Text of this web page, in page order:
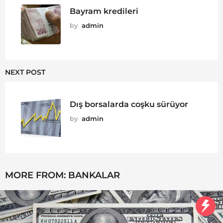
Bayram kredileri
by admin
NEXT POST
Dış borsalarda coşku sürüyor
by admin
MORE FROM: BANKALAR